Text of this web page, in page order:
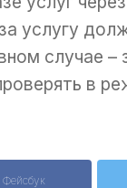
услугу
случае –
в
Фейсбук